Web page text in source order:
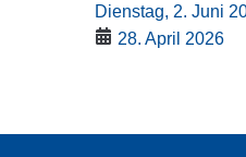
Dienstag, 2. Juni
28. April 2026